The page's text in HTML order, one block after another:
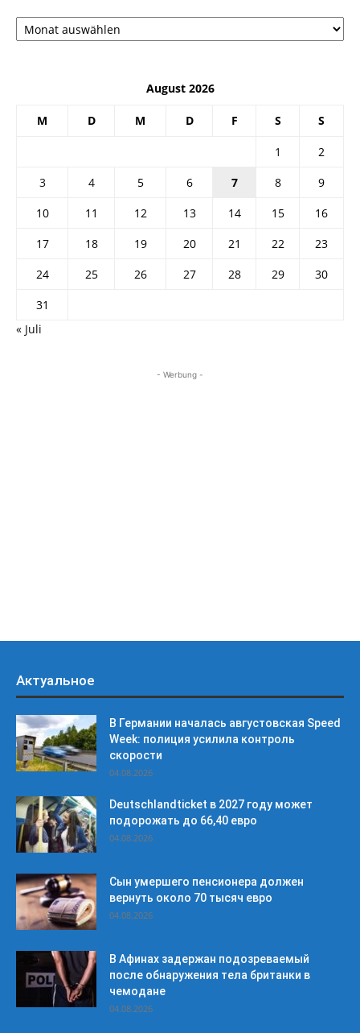
Архив
August 2026
M D M D F S S
1
2
3
4 5 6 7 8
9
10
11 12 13 14 15
16
17
18 19 20 21 22
23
24
25 26 27 28 29
30
31
« Juli
- Werbung -
Актуальное
В Германии началась августовская Speed
Week: полиция усилила контроль
скорости
04.08.2026
Deutschlandticket в 2027 году может
подорожать до 66,40 евро
04.08.2026
Сын умершего пенсионера должен
вернуть около 70 тысяч евро
04.08.2026
В Афинах задержан подозреваемый
после обнаружения тела британки в
чемодане
04.08.2026